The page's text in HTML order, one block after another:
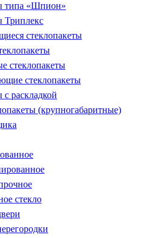
типа «Шпион»
Триплекс
стеклопакеты
стеклопакеты
стеклопакеты
раскладкой
(крупногабаритные)
стекло